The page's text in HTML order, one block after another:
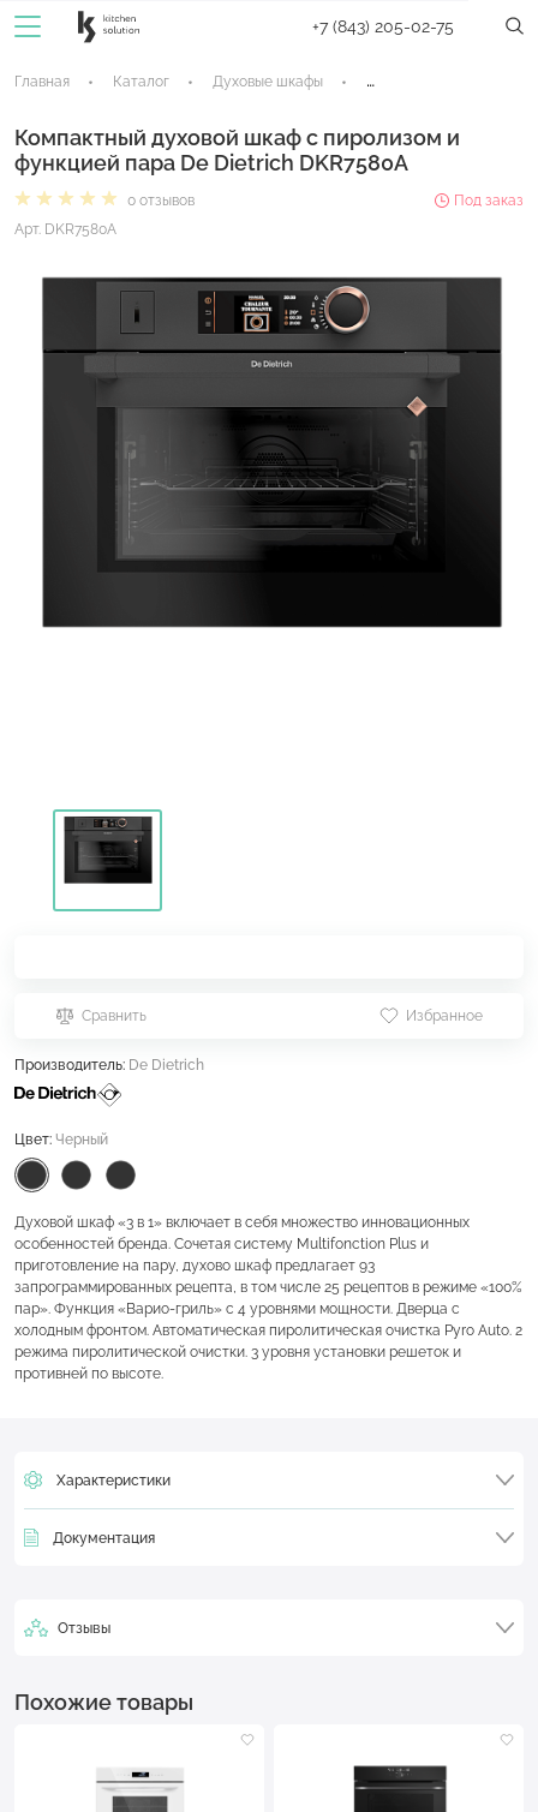
+7 (843) 205-02-75
Главная Каталог Духовые шкафы Компактные духовые
Компактный духовой шкаф с пиролизом и
функцией пара De Dietrich DKR7580A
0 отзывов
Под заказ
Арт. DKR7580A
Сравнить Избранное
Производитель: De Dietrich
Цвет: Черный
Духовой шкаф «3 в 1» включает в себя множество инновационных
особенностей бренда. Сочетая систему Multifonction Plus и
приготовление на пару, духово шкаф предлагает 93
запрограммированных рецепта, в том числе 25 рецептов в режиме «100%
пар». Функция «Варио-гриль» с 4 уровнями мощности. Дверца с
холодным фронтом. Автоматическая пиролитическая очистка Pyro Auto. 2
режима пиролитической очистки. 3 уровня установки решеток и
противней по высоте.
Характеристики
Документация
Отзывы
Похожие товары